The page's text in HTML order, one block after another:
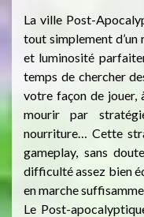
La ville Post-
tout simplement d’un
et luminosité
temps de chercher
votre façon de jouer,
mourir par
nourriture… Cette
gameplay, sans
difficulté assez bien
en marche
Le Post-